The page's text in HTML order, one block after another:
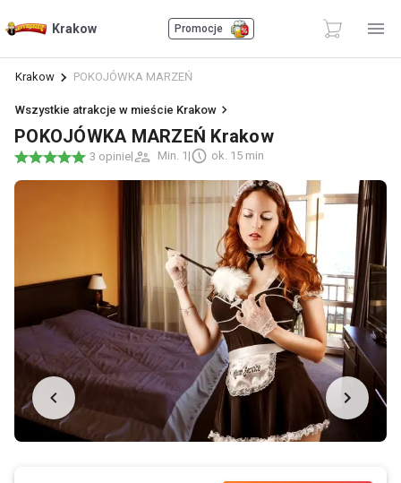
Krakow Promocje
Krakow POKOJÓWKA MARZEŃ
Wszystkie atrakcje w mieście Krakow
POKOJÓWKA MARZEŃ Krakow
3 opinie| Min. 1 | ok. 15 min